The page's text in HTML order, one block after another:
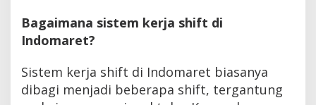
Bagaimana sistem kerja shift di
Indomaret?
Sistem kerja shift di Indomaret biasanya
dibagi menjadi beberapa shift, tergantung